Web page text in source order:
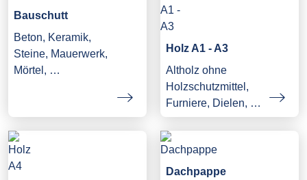
Bauschutt
Beton, Keramik,
Steine, Mauerwerk,
Mörtel, …
Holz A1 - A3
Altholz ohne
Holzschutzmittel,
Furniere, Dielen, …
Dachpappe